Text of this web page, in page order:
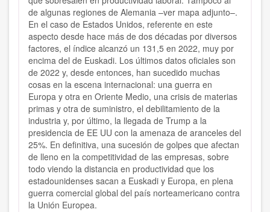
de algunas regiones de Alemania –ver mapa adjunto–.
En el caso de Estados Unidos, referente en este
aspecto desde hace más de dos décadas por diversos
factores, el índice alcanzó un 131,5 en 2022, muy por
encima del de Euskadi. Los últimos datos oficiales son
de 2022 y, desde entonces, han sucedido muchas
cosas en la escena internacional: una guerra en
Europa y otra en Oriente Medio, una crisis de materias
primas y otra de suministro, el debilitamiento de la
industria y, por último, la llegada de Trump a la
presidencia de EE UU con la amenaza de aranceles del
25%. En definitiva, una sucesión de golpes que afectan
de lleno en la competitividad de las empresas, sobre
todo viendo la distancia en productividad que los
estadounidenses sacan a Euskadi y Europa, en plena
guerra comercial global del país norteamericano contra
la Unión Europea.